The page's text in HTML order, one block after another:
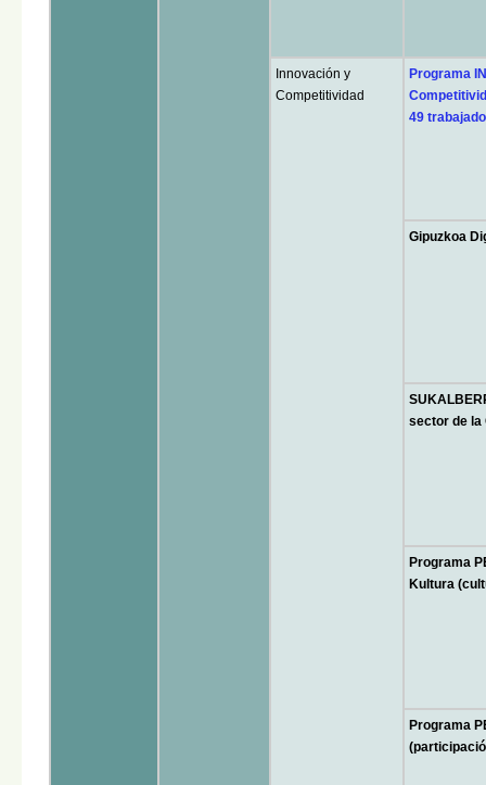
Innovación y
Competitividad
Programa
49
Gipuzkoa
sector de la
Programa
Kultura
Programa